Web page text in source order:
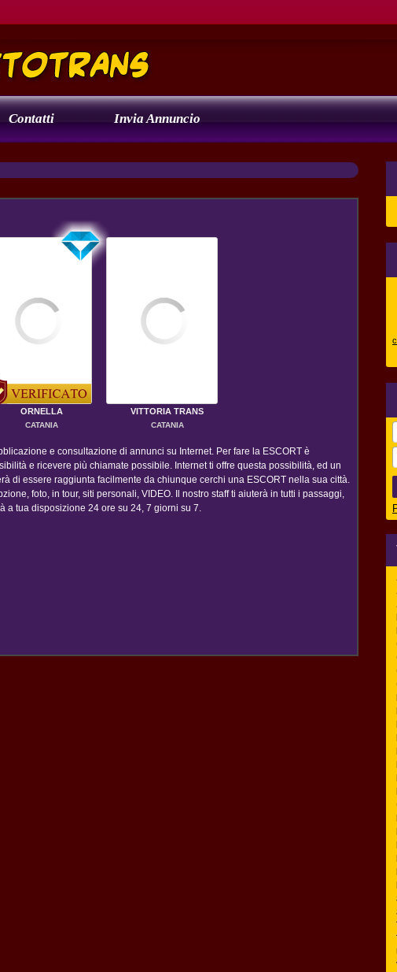
Contatti Invia Annuncio
ORNELLA
CATANIA
VITTORIA TRANS
CATANIA
e consultazione di annunci su Internet. Per fare la ESCORT è
e ricevere più chiamate possibile. Internet ti offre questa possibilità, ed un
di essere raggiunta facilmente da chiunque cerchi una ESCORT nella sua città.
foto, in tour, siti personali, VIDEO. Il nostro staff ti aiuterà in tutti i passaggi,
a tua disposizione 24 ore su 24, 7 giorni su 7.